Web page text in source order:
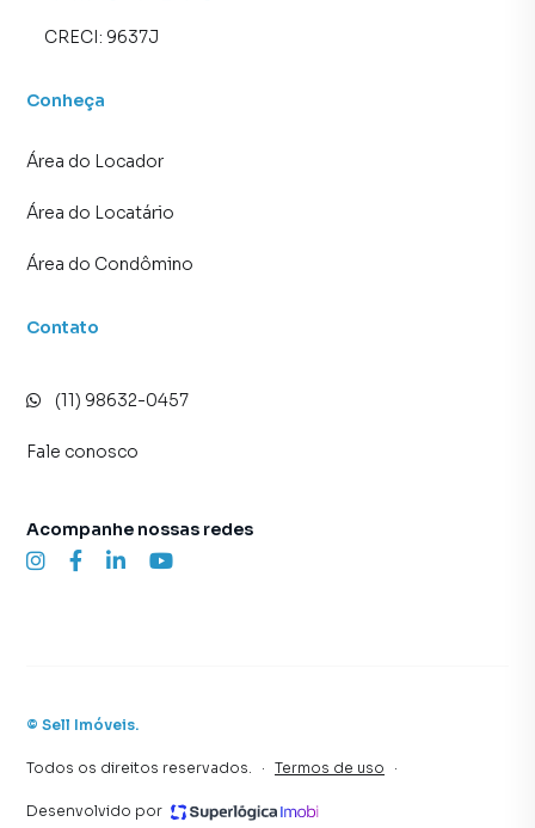
CRECI: 9637J
Conheça
Área do Locador
Área do Locatário
Área do Condômino
Contato
(11) 98632-0457
Fale conosco
Acompanhe nossas redes
© Sell Imóveis.
Todos os direitos reservados. · Termos de uso ·
Desenvolvido por